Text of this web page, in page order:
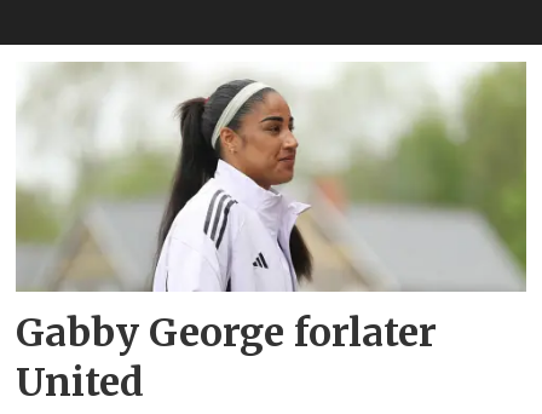
Gabby George forlater
United